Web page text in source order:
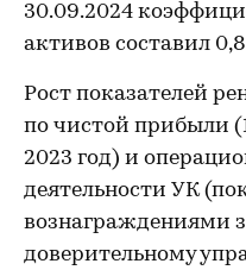
30.09.2024
активов составил
Рост показателей
по чистой прибыли
2023 год) и
деятельности УК
вознаграждениями
доверительному